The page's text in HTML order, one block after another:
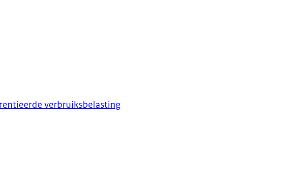
verbruiksbelasting